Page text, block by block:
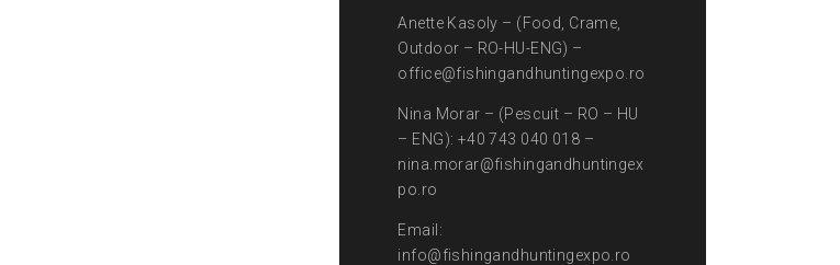
Anette Kasoly – (Food, Crame,
Outdoor – RO-HU-ENG) –
office@fishingandhuntingexpo.ro
Nina Morar – (Pescuit – RO – HU
– ENG): +40 743 040 018 –
nina.morar@fishingandhuntingex
po.ro
Email:
info@fishingandhuntingexpo.ro